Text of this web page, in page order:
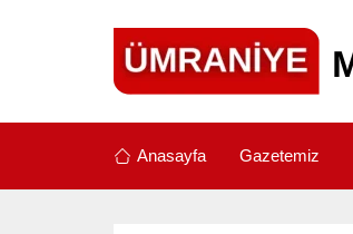
Anasayfa Gazetemiz